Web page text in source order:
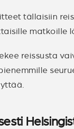
tällaisiin
matkoille
reissusta